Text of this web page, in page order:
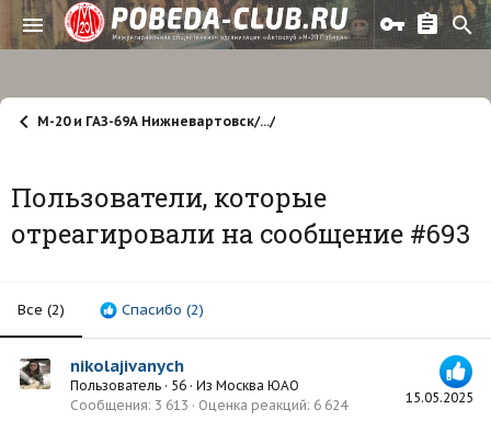
М-20 и ГАЗ-69А Нижневартовск/.../
Пользователи, которые
отреагировали на сообщение #693
Все (2) Спасибо (2)
15.05.2025
nikolajivanych
Пользователь · 56 · Из Москва ЮАО
Сообщения 3 613 Оценка реакций 6 624